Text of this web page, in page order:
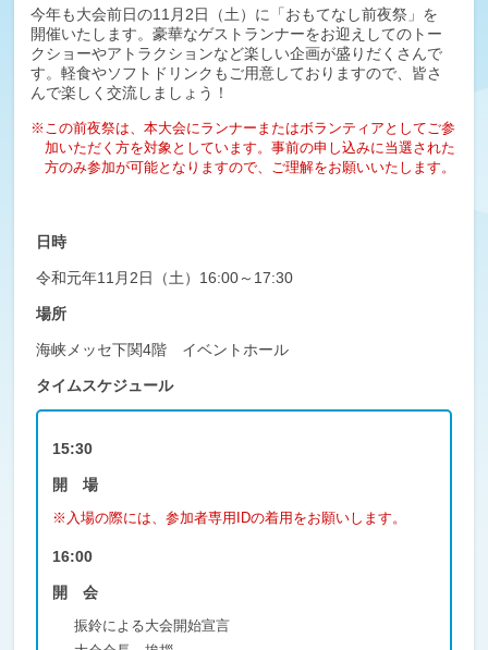
今年も大会前日の11月2日（土）に「おもてなし前夜祭」を
開催いたします。豪華なゲストランナーをお迎えしてのトー
クショーやアトラクションなど楽しい企画が盛りだくさんで
す。軽食やソフトドリンクもご用意しておりますので、皆さ
んで楽しく交流しましょう！
※この前夜祭は、本大会にランナーまたはボランティアとしてご参
加いただく方を対象としています。事前の申し込みに当選された
方のみ参加が可能となりますので、ご理解をお願いいたします。
日時
令和元年11月2日（土）16:00～17:30
場所
海峡メッセ下関4階 イベントホール
タイムスケジュール
15:30
開 場
※入場の際には、参加者専用IDの着用をお願いします。
16:00
開 会
振鈴による大会開始宣言